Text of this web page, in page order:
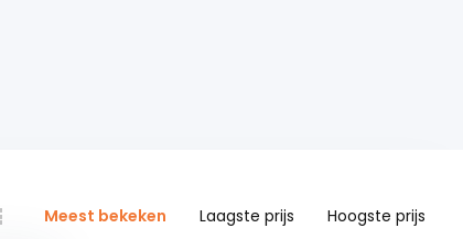
Meest bekeken Laagste prijs Hoogste prijs